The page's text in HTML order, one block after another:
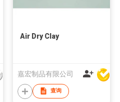
Air Dry Clay
嘉宏制品有限公司
查询